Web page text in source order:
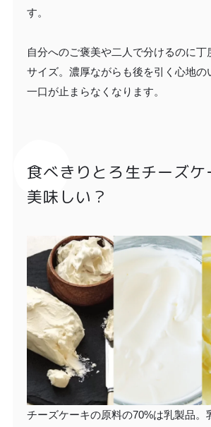
す。
自分へのご褒美や二人で分けるのに丁
サイズ。濃厚ながらも後を引く心地の
一口が止まらなくなります。
食べきりとろ生チーズ
美味しい？
チーズケーキの原料の70%は乳製品。